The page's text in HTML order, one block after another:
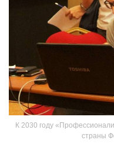
К 2030 году
страны